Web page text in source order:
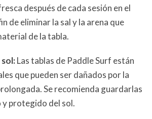
después de cada sesión en el
de eliminar la sal y la arena que
de la tabla.
Las tablas de Paddle Surf están
que pueden ser dañados por la
Se recomienda guardarlas
y protegido del sol.